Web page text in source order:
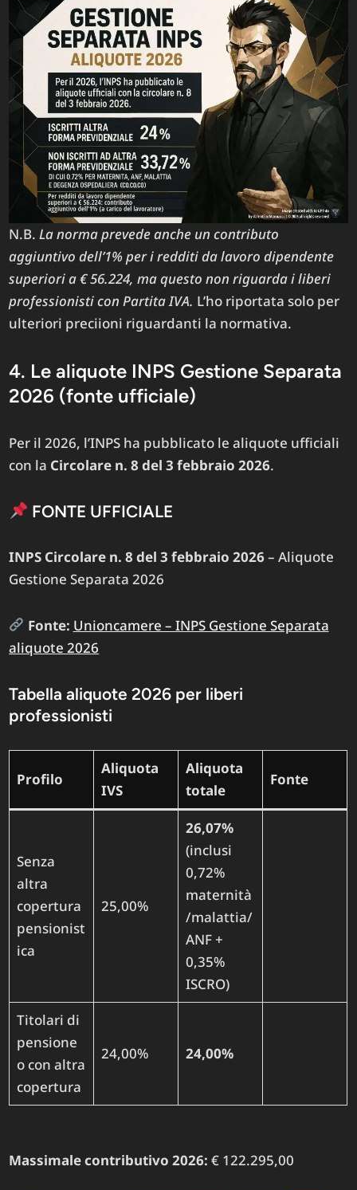
N.B. La norma prevede anche un contributo
aggiuntivo dell’1% per i redditi da lavoro dipendente
superiori a € 56.224, ma questo non riguarda i liberi
professionisti con Partita IVA. L’ho riportata solo per
ulteriori preciioni riguardanti la normativa.
4. Le aliquote INPS Gestione Separata
2026 (fonte ufficiale)
Per il 2026, l’INPS ha pubblicato le aliquote ufficiali
con la Circolare n. 8 del 3 febbraio 2026.
FONTE UFFICIALE
INPS Circolare n. 8 del 3 febbraio 2026 – Aliquote
Gestione Separata 2026
Fonte: Unioncamere – INPS Gestione Separata
aliquote 2026
Tabella aliquote 2026 per liberi
professionisti
Profilo
Aliquota
IVS
Aliquota
totale
Fonte
Senza
altra
copertura
pensionist
ica
25,00%
26,07%
(inclusi
0,72%
maternità
/malattia/
ANF +
0,35%
ISCRO)
Titolari di
pensione
o con altra
copertura
24,00% 24,00%
Massimale contributivo 2026: € 122.295,00